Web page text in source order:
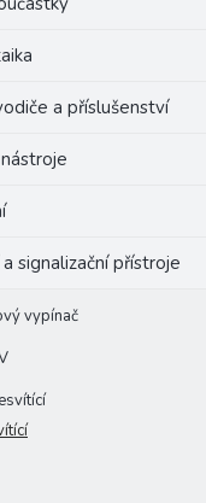
a příslušenství
signalizační přístroje
vypínač